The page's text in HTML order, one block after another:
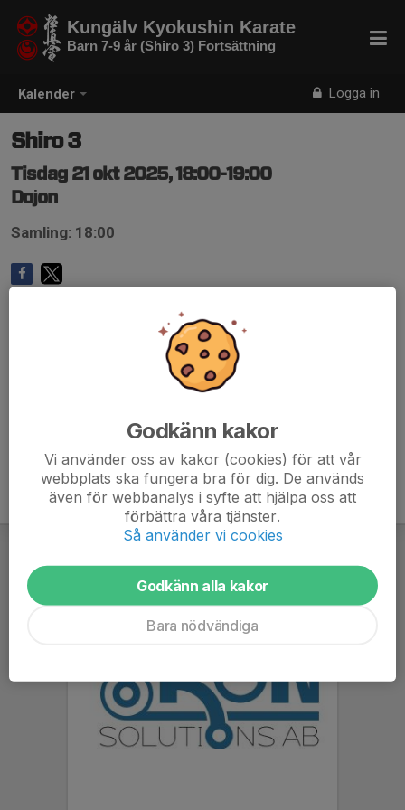
Kalender Logga in
Kungälv Kyokushin Karate
Barn 7-9 år (Shiro 3) Fortsättning
Shiro 3
Tisdag 21 okt 2025, 18:00-19:00
Dojon
Samling: 18:00
Godkänn kakor
Vi använder oss av kakor (cookies) för att vår
webbplats ska fungera bra för dig. De används
även för webbanalys i syfte att hjälpa oss att
förbättra våra tjänster.
Så använder vi cookies
Godkänn alla kakor
Bara nödvändiga